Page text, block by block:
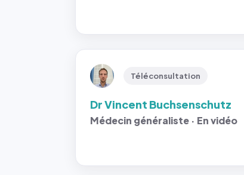
Téléconsultation
Dr Vincent Buchsenschutz
Médecin généraliste · En vidéo